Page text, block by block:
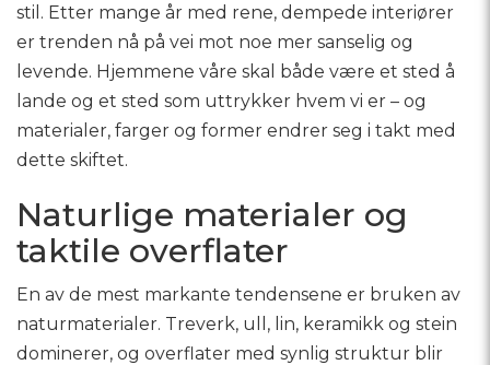
stil. Etter mange år med rene, dempede interiører
er trenden nå på vei mot noe mer sanselig og
levende. Hjemmene våre skal både være et sted å
lande og et sted som uttrykker hvem vi er – og
materialer, farger og former endrer seg i takt med
dette skiftet.
Naturlige materialer og
taktile overflater
En av de mest markante tendensene er bruken av
naturmaterialer. Treverk, ull, lin, keramikk og stein
dominerer, og overflater med synlig struktur blir